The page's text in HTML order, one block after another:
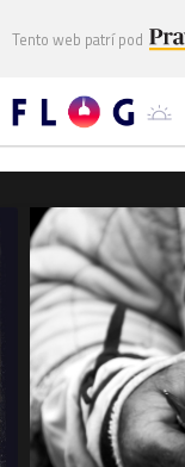
Tento web patrí pod